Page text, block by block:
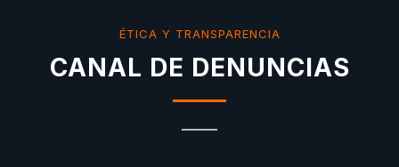
ÉTICA Y TRANSPARENCIA
CANAL DE DENUNCIAS